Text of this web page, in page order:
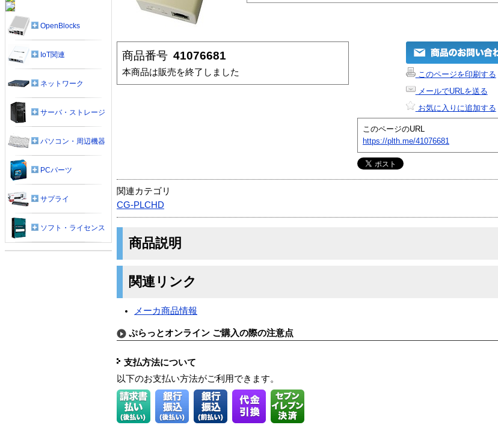
商品番号 41076681
本商品は販売を終了しました
このページを印刷する
メールでURLを送る
お気に入りに追加する
このページのURL
https://plth.me/41076681
関連カテゴリ
CG-PLCHD
商品説明
関連リンク
メーカ商品情報
ぷらっとオンライン ご購入の際の注意点
支払方法について
以下のお支払い方法がご利用できます。
OpenBlocks
IoT関連
ネットワーク
サーバ・ストレージ
パソコン・周辺機器
PCパーツ
サプライ
ソフト・ライセンス